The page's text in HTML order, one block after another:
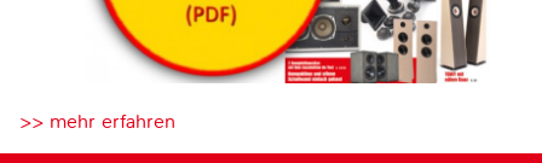
>> mehr erfahren